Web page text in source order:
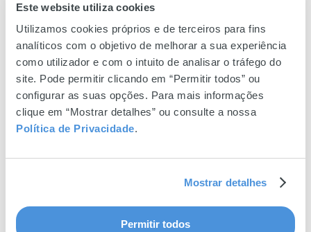
Este website utiliza cookies
Utilizamos cookies próprios e de terceiros para fins
analíticos com o objetivo de melhorar a sua experiência
como utilizador e com o intuito de analisar o tráfego do
site. Pode permitir clicando em “Permitir todos” ou
configurar as suas opções. Para mais informações
clique em “Mostrar detalhes” ou consulte a nossa
Política de Privacidade.
Mostrar detalhes
Permitir todos